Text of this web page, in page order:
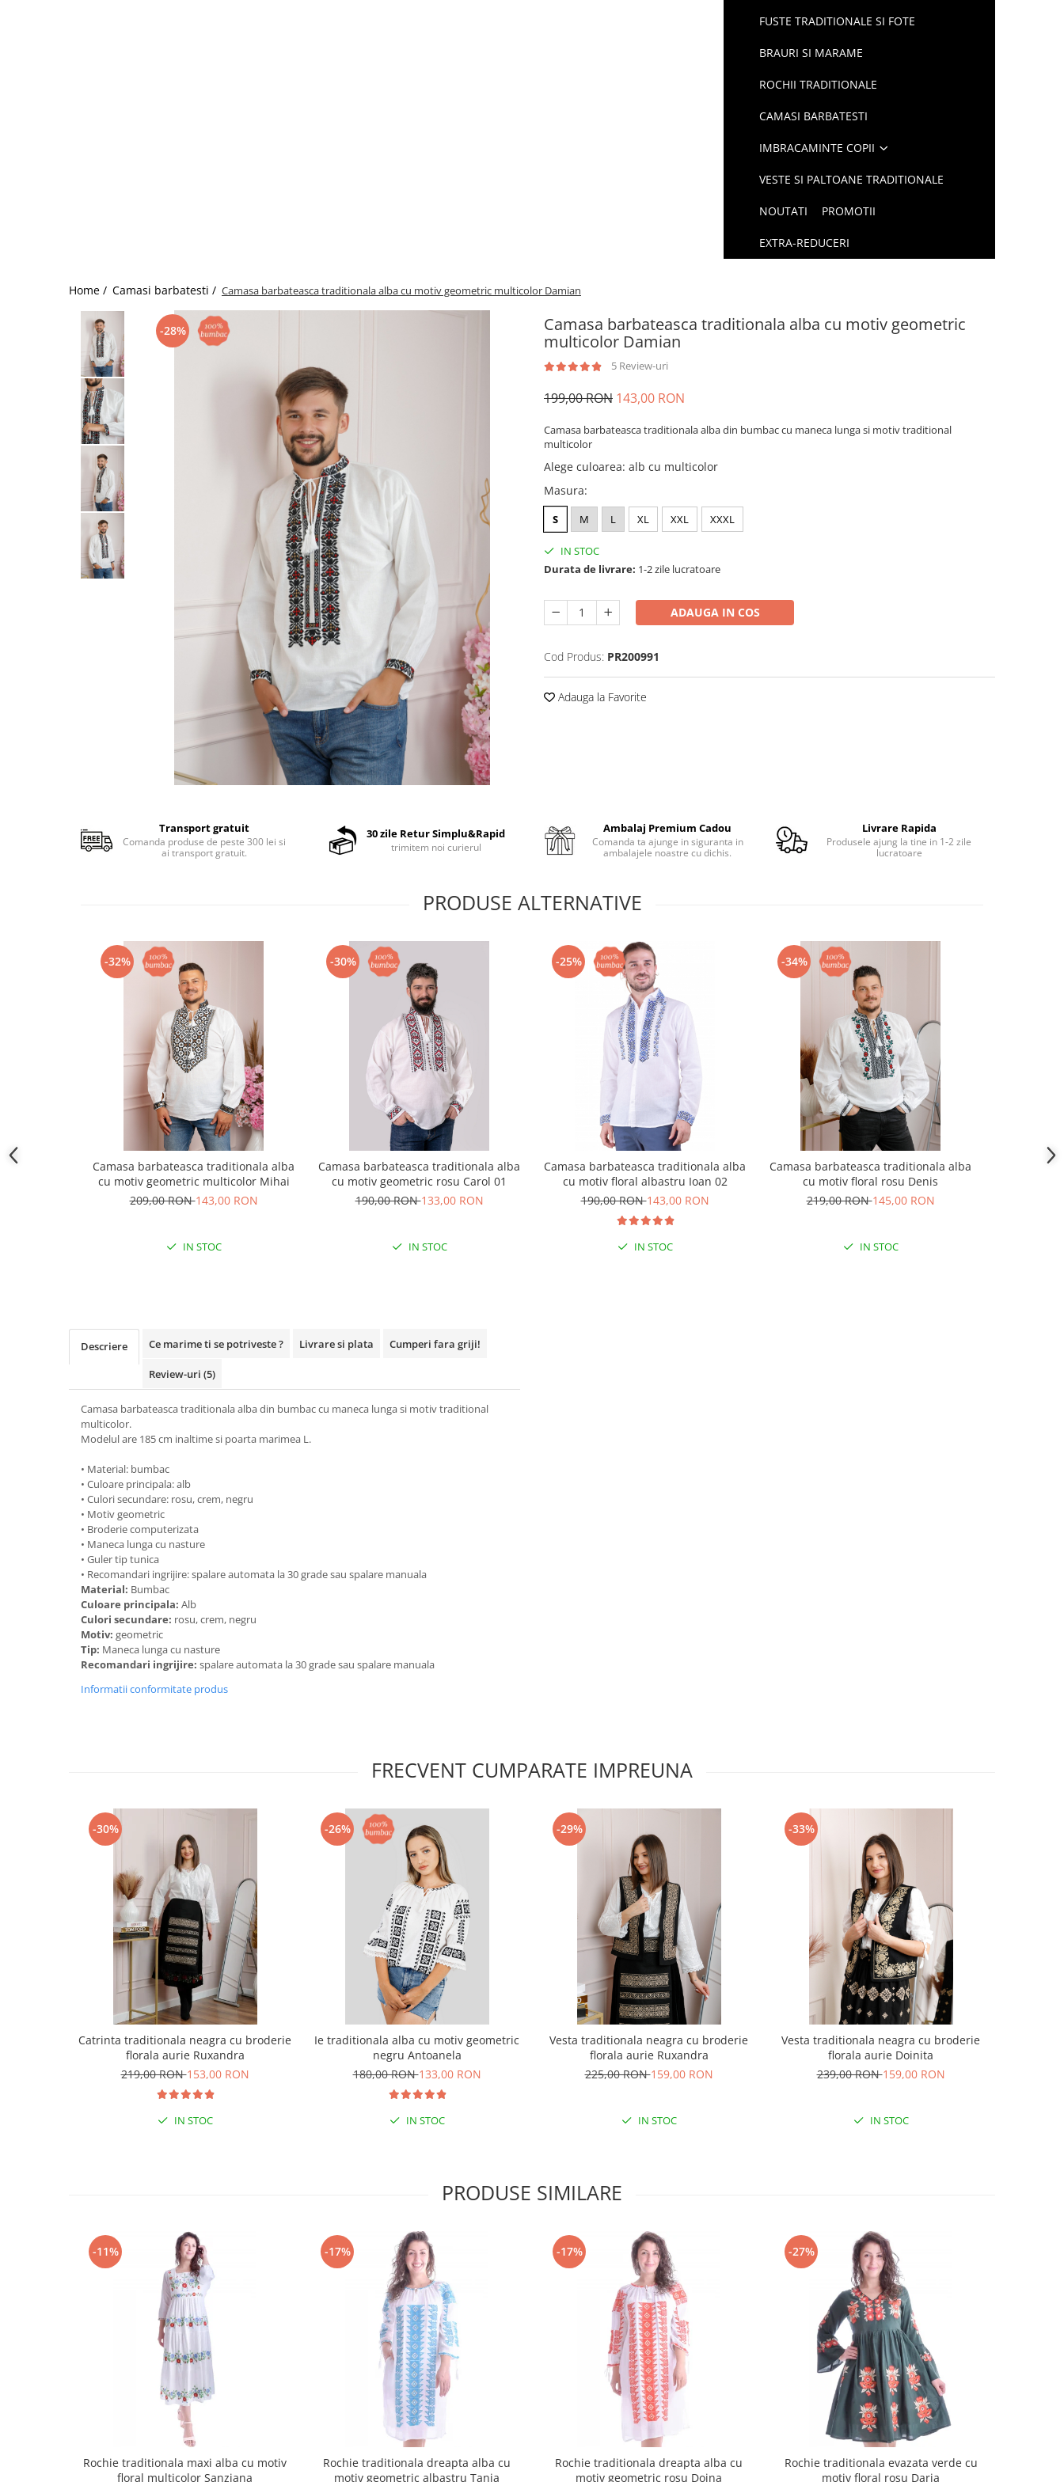
FUSTE TRADITIONALE SI FOTE
BRAURI SI MARAME
ROCHII TRADITIONALE
CAMASI BARBATESTI
IMBRACAMINTE COPII
VESTE SI PALTOANE TRADITIONALE
NOUTATI PROMOTII
EXTRA-REDUCERI
Home / Camasi barbatesti / Camasa barbateasca traditionala alba cu motiv geometric multicolor Damian
Camasa barbateasca traditionala alba cu motiv geometric
multicolor Damian
5 Review-uri
-28%
199,00 RON 143,00 RON
Camasa barbateasca traditionala alba din bumbac cu maneca lunga si motiv traditional
multicolor
Alege culoarea: alb cu multicolor
Masura:
S M L XL XXL XXXL
IN STOC
Durata de livrare: 1-2 zile lucratoare
ADAUGA IN COS
Cod Produs: PR200991
Adauga la Favorite
Transport gratuit
Comanda produse de peste 300 lei si
ai transport gratuit.
30 zile Retur Simplu&Rapid
trimitem noi curierul
Ambalaj Premium Cadou
Comanda ta ajunge in siguranta in
ambalajele noastre cu dichis.
Livrare Rapida
Produsele ajung la tine in 1-2 zile
lucratoare
PRODUSE ALTERNATIVE
-32%
Camasa barbateasca traditionala alba
cu motiv geometric multicolor Mihai
209,00 RON143,00 RON
IN STOC
-30%
Camasa barbateasca traditionala alba
cu motiv geometric rosu Carol 01
190,00 RON133,00 RON
IN STOC
-25%
Camasa barbateasca traditionala alba
cu motiv floral albastru Ioan 02
190,00 RON143,00 RON
IN STOC
-34%
Camasa barbateasca traditionala alba
cu motiv floral rosu Denis
219,00 RON145,00 RON
IN STOC
Camasa
Descriere Ce marime ti se potriveste ? Livrare si plata Cumperi fara griji!
Review-uri (5)
Camasa barbateasca traditionala alba din bumbac cu maneca lunga si motiv traditional
multicolor.
Modelul are 185 cm inaltime si poarta marimea L.
• Material: bumbac
• Culoare principala: alb
• Culori secundare: rosu, crem, negru
• Motiv geometric
• Broderie computerizata
• Maneca lunga cu nasture
• Guler tip tunica
• Recomandari ingrijire: spalare automata la 30 grade sau spalare manuala
Material: Bumbac
Culoare principala: Alb
Culori secundare: rosu, crem, negru
Motiv: geometric
Tip: Maneca lunga cu nasture
Recomandari ingrijire: spalare automata la 30 grade sau spalare manuala
Informatii conformitate produs
FRECVENT CUMPARATE IMPREUNA
-30%
Catrinta traditionala neagra cu broderie
florala aurie Ruxandra
219,00 RON153,00 RON
IN STOC
-26%
Ie traditionala alba cu motiv geometric
negru Antoanela
180,00 RON133,00 RON
IN STOC
-29%
Vesta traditionala neagra cu broderie
florala aurie Ruxandra
225,00 RON159,00 RON
IN STOC
-33%
Vesta traditionala neagra cu broderie
florala aurie Doinita
239,00 RON159,00 RON
IN STOC
PRODUSE SIMILARE
-11%
Rochie traditionala maxi alba cu motiv
floral multicolor Sanziana
-17%
Rochie traditionala dreapta alba cu
motiv geometric albastru Tania
-17%
Rochie traditionala dreapta alba cu
motiv geometric rosu Doina
-27%
Rochie traditionala evazata verde cu
motiv floral rosu Daria